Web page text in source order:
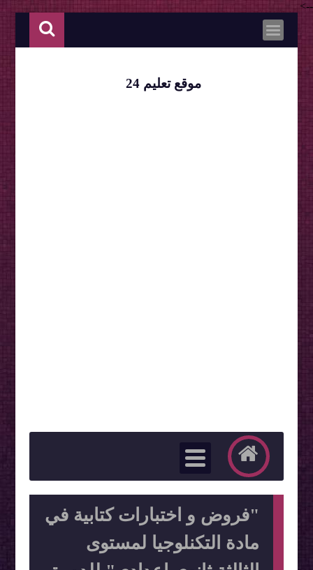
-->
موقع تعليم 24
"فروض و اختبارات كتابية في
مادة التكنلوجيا لمستوى